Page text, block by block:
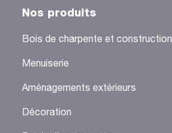
Nos produits
Bois de charpente et construction
Menuiserie
Aménagements extérieurs
Décoration